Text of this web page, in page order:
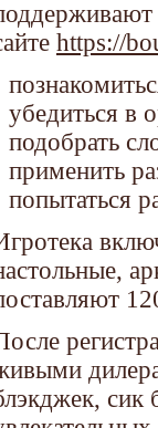
https://
убедиться в
подобрать
применить
попытаться
сик